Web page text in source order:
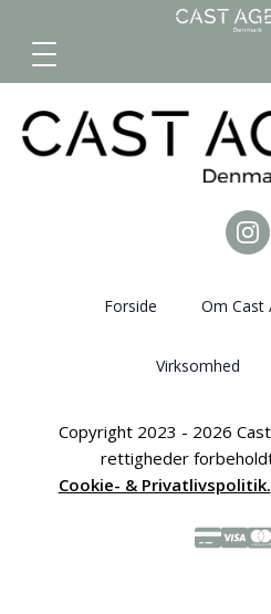
Forside Om Cast
Virksomhed
Copyright 2023 - 2026
rettigheder
Cookie- & Privatlivspolitik.